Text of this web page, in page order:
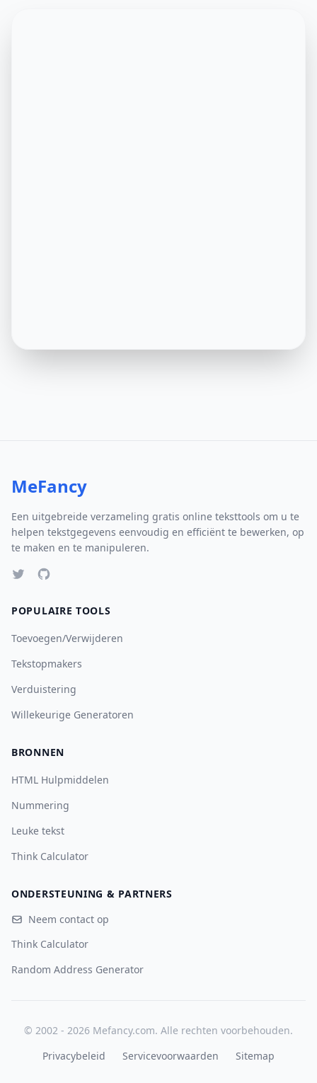
MeFancy
Een uitgebreide verzameling gratis online teksttools om u te
helpen tekstgegevens eenvoudig en efficiënt te bewerken, op
te maken en te manipuleren.
POPULAIRE TOOLS
Toevoegen/Verwijderen
Tekstopmakers
Verduistering
Willekeurige Generatoren
BRONNEN
HTML Hulpmiddelen
Nummering
Leuke tekst
Think Calculator
ONDERSTEUNING & PARTNERS
Neem contact op
Think Calculator
Random Address Generator
© 2002 - 2026 Mefancy.com. Alle rechten voorbehouden.
Privacybeleid
Servicevoorwaarden Sitemap